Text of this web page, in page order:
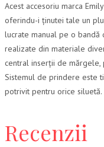
Acest accesoriu marca
oferindu-i ținutei tale un
lucrate manual pe o
realizate din materiale
central inserții de
Sistemul de prindere este
potrivit pentru orice siluetă.
Recenzii